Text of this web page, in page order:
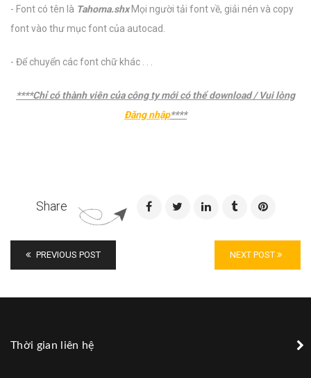
- Font có tên là Tahoma.shxMọi người tải font về, giải nén và copy
font vào thư mục font của autocad.
- Để chuyển các font chữ khác . . .
****Chỉ có thành viên của công ty mới có thể download / Vui lòng
Đăng nhập****
Share
PREVIOUS POST NEXT POST
Thời gian liên hệ